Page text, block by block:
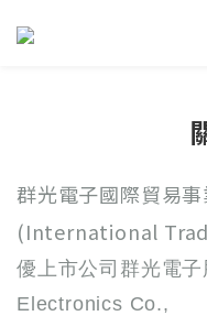
群光電子國際貿易
(International
優上市公司群光電
Electronics Co.,